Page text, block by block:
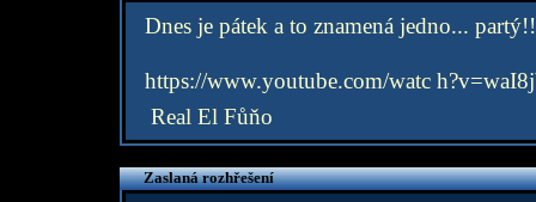
Dnes je pátek a to znamená jedno...
https://www.youtube.com/watc
Real El Fůňo
Zaslaná rozhřešení